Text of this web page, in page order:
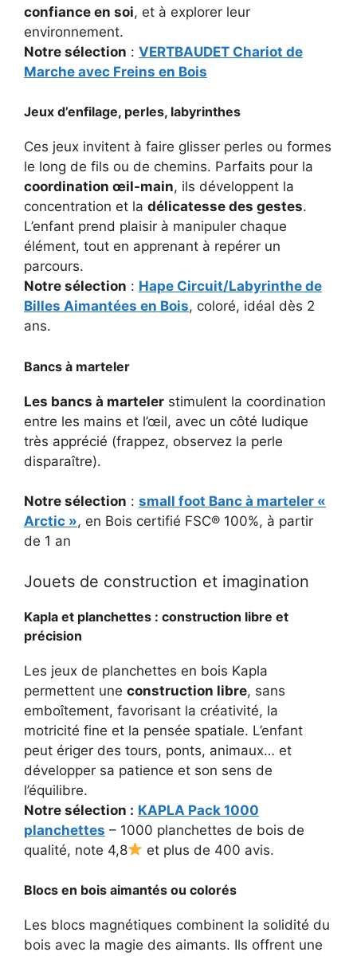
confiance en soi, et à explorer leur
environnement.
Notre sélection : VERTBAUDET Chariot de
Marche avec Freins en Bois
Jeux d’enfilage, perles, labyrinthes
Ces jeux invitent à faire glisser perles ou formes
le long de fils ou de chemins. Parfaits pour la
coordination œil-main, ils développent la
concentration et la délicatesse des gestes.
L’enfant prend plaisir à manipuler chaque
élément, tout en apprenant à repérer un
parcours.
Notre sélection : Hape Circuit/Labyrinthe de
Billes Aimantées en Bois, coloré, idéal dès 2
ans.
Bancs à marteler
Les bancs à marteler stimulent la coordination
entre les mains et l’œil, avec un côté ludique
très apprécié (frappez, observez la perle
disparaître).
Notre sélection : small foot Banc à marteler «
Arctic », en Bois certifié FSC® 100%, à partir
de 1 an
Jouets de construction et imagination
Kapla et planchettes : construction libre et
précision
Les jeux de planchettes en bois Kapla
permettent une construction libre, sans
emboîtement, favorisant la créativité, la
motricité fine et la pensée spatiale. L’enfant
peut ériger des tours, ponts, animaux… et
développer sa patience et son sens de
l’équilibre.
Notre sélection : KAPLA Pack 1000
planchettes – 1000 planchettes de bois de
qualité, note 4,8
et plus de 400 avis.
Blocs en bois aimantés ou colorés
Les blocs magnétiques combinent la solidité du
bois avec la magie des aimants. Ils offrent une